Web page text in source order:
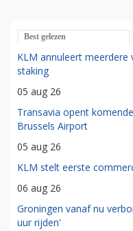
Best gelezen
KLM annuleert
staking
05 aug 26
Transavia opent
Brussels Airport
05 aug 26
KLM stelt eerste
06 aug 26
Groningen vanaf nu
uur rijden'